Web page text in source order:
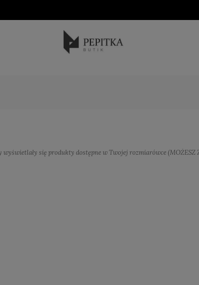
się produkty dostępne w Twojej rozmiarówce (MOŻESZ